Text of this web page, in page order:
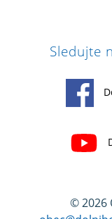
Sledujte
© 2026